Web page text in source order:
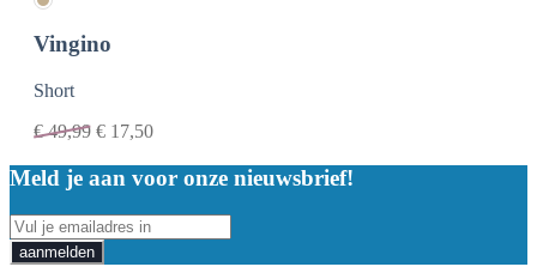
Vingino
Short
€49,99 € 17,50
Meld je aan voor onze nieuwsbrief!
aanmelden